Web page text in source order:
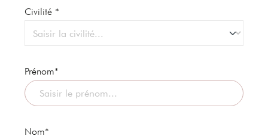
Civilité *
Prénom*
Nom*